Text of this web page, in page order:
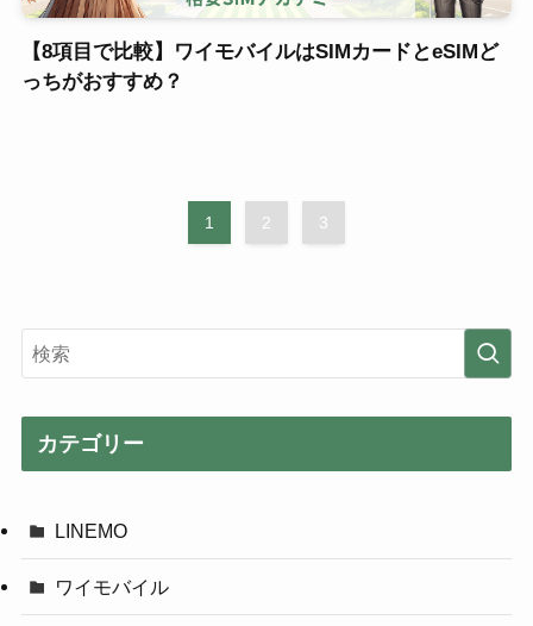
【8項目で比較】ワイモバイルはSIMカードとeSIMど
っちがおすすめ？
1 2 3
カテゴリー
LINEMO
ワイモバイル